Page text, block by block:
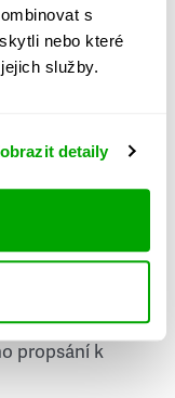
s
nebo které
služby.
detaily
verzi, na
těšit
(v závislosti na
propsání k